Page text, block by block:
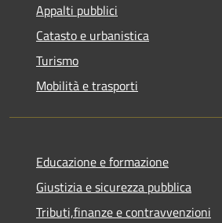
Appalti pubblici
Catasto e urbanistica
Turismo
Mobilità e trasporti
Educazione e formazione
Giustizia e sicurezza pubblica
Tributi,finanze e contravvenzioni